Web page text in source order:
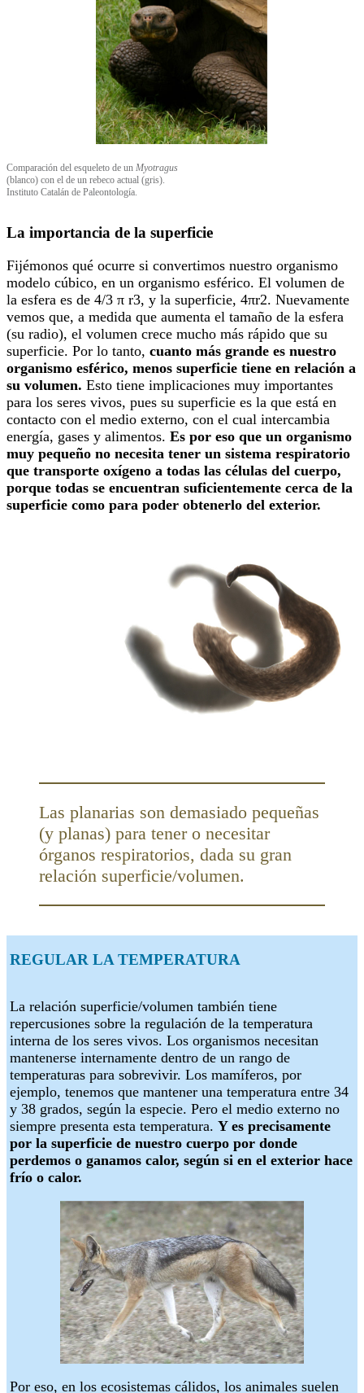
Comparación del esqueleto de un Myotragus
(blanco) con el de un rebeco actual (gris).
Instituto Catalán de Paleontología.
La importancia de la superficie
Fijémonos qué ocurre si convertimos nuestro organismo
modelo cúbico, en un organismo esférico. El volumen de
la esfera es de 4/3 π r3, y la superficie, 4πr2. Nuevamente
vemos que, a medida que aumenta el tamaño de la esfera
(su radio), el volumen crece mucho más rápido que su
superficie. Por lo tanto, cuanto más grande es nuestro
organismo esférico, menos superficie tiene en relación a
su volumen. Esto tiene implicaciones muy importantes
para los seres vivos, pues su superficie es la que está en
contacto con el medio externo, con el cual intercambia
energía, gases y alimentos. Es por eso que un organismo
muy pequeño no necesita tener un sistema respiratorio
que transporte oxígeno a todas las células del cuerpo,
porque todas se encuentran suficientemente cerca de la
superficie como para poder obtenerlo del exterior.
Las planarias son demasiado pequeñas
(y planas) para tener o necesitar
órganos respiratorios, dada su gran
relación superficie/volumen.
REGULAR LA TEMPERATURA
La relación superficie/volumen también tiene
repercusiones sobre la regulación de la temperatura
interna de los seres vivos. Los organismos necesitan
mantenerse internamente dentro de un rango de
temperaturas para sobrevivir. Los mamíferos, por
ejemplo, tenemos que mantener una temperatura entre 34
y 38 grados, según la especie. Pero el medio externo no
siempre presenta esta temperatura.Y es precisamente
por la superficie de nuestro cuerpo por donde
perdemos o ganamos calor, según si en el exterior hace
frío o calor.
Por eso, en los ecosistemas cálidos, los animales suelen